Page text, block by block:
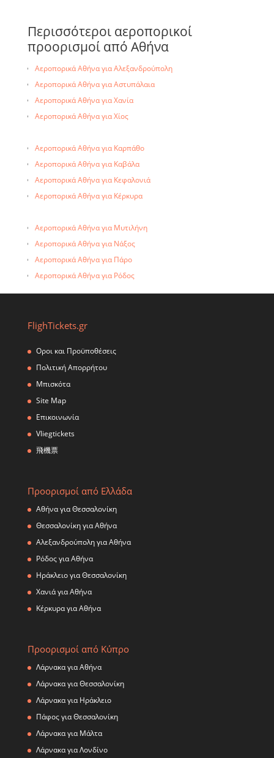
Περισσότεροι αεροπορικοί
προορισμοί από Αθήνα
Αεροπορικά Αθήνα για Αλεξανδρούπολη
Αεροπορικά Αθήνα για Αστυπάλαια
Αεροπορικά Αθήνα για Χανία
Αεροπορικά Αθήνα για Χίος
Αεροπορικά Αθήνα για Ικαρία
Αεροπορικά Αθήνα για Ιωάννινα
Αεροπορικά Αθήνα για Ιωάννινα
Αεροπορικά Αθήνα για Κάλυμνο
Αεροπορικά Αθήνα για Καρπάθο
Αεροπορικά Αθήνα για Καβάλα
Αεροπορικά Αθήνα για Κεφαλονιά
Αεροπορικά Αθήνα για Κέρκυρα
Αεροπορικά Αθήνα για Λέρο
Αεροπορικά Αθήνα για Λήμνο
Αεροπορικά Αθήνα για Μύκονος
Αεροπορικά Αθήνα για Μήλο
Αεροπορικά Αθήνα για Μυτιλήνη
Αεροπορικά Αθήνα για Νάξος
Αεροπορικά Αθήνα για Πάρο
Αεροπορικά Αθήνα για Ρόδος
Αεροπορικά Αθήνα για Σάμο
Αεροπορικά Αθήνα για Σύρο
FlighTickets.gr
Οροι και Προϋποθέσεις
Πολιτική Απορρήτου
Μπισκότα
Site Map
Επικοινωνία
Vliegtickets
飛機票
Προορισμοί από Ελλάδα
Αθήνα για Θεσσαλονίκη
Θεσσαλονίκη για Αθήνα
Αλεξανδρούπολη για Αθήνα
Ρόδος για Αθήνα
Ηράκλειο για Θεσσαλονίκη
Χανιά για Αθήνα
Κέρκυρα για Αθήνα
Προορισμοί από Κύπρο
Λάρνακα για Αθήνα
Λάρνακα για Θεσσαλονίκη
Λάρνακα για Ηράκλειο
Πάφος για Θεσσαλονίκη
Λάρνακα για Μάλτα
Λάρνακα για Λονδίνο